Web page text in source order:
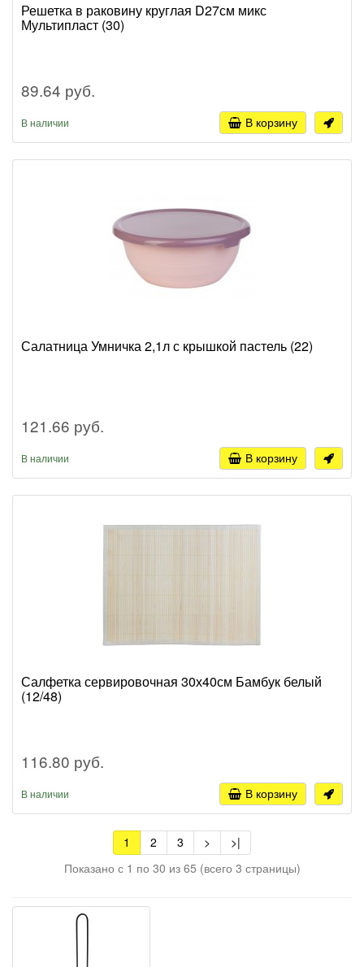
Решетка в раковину круглая D27см микс
Мультипласт (30)
89.64 руб.
В наличии В корзину
Салатница Умничка 2,1л с крышкой пастель (22)
121.66 руб.
В наличии В корзину
Салфетка сервировочная 30х40см Бамбук белый
(12/48)
116.80 руб.
В наличии В корзину
1 2 3 >
>|
Показано с 1 по 30 из 65 (всего 3 страницы)